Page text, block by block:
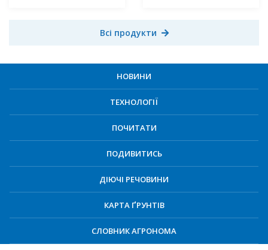
Всі продукти
НОВИНИ
ТЕХНОЛОГІЇ
ПОЧИТАТИ
ПОДИВИТИСЬ
ДІЮЧІ РЕЧОВИНИ
КАРТА ҐРУНТІВ
СЛОВНИК АГРОНОМА